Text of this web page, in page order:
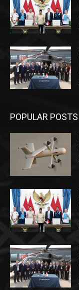
POPULAR POSTS